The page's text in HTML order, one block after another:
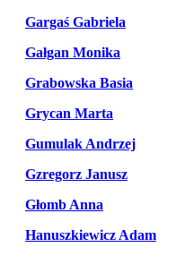
Gargaś Gabriela
Gałgan Monika
Grabowska Basia
Grycan Marta
Gumulak Andrzej
Gzregorz Janusz
Głomb Anna
Hanuszkiewicz Adam